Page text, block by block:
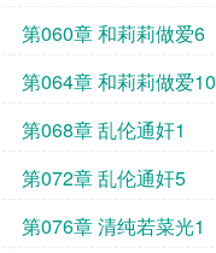
第060章 和莉莉做爱6
第064章 和莉莉做爱10
第068章 乱伦通奸1
第072章 乱伦通奸5
第076章 清纯若菜光1